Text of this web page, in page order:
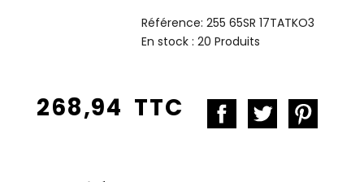
Référence:255 65SR 17TATKO3
En stock :20 Produits
268,94 TTC